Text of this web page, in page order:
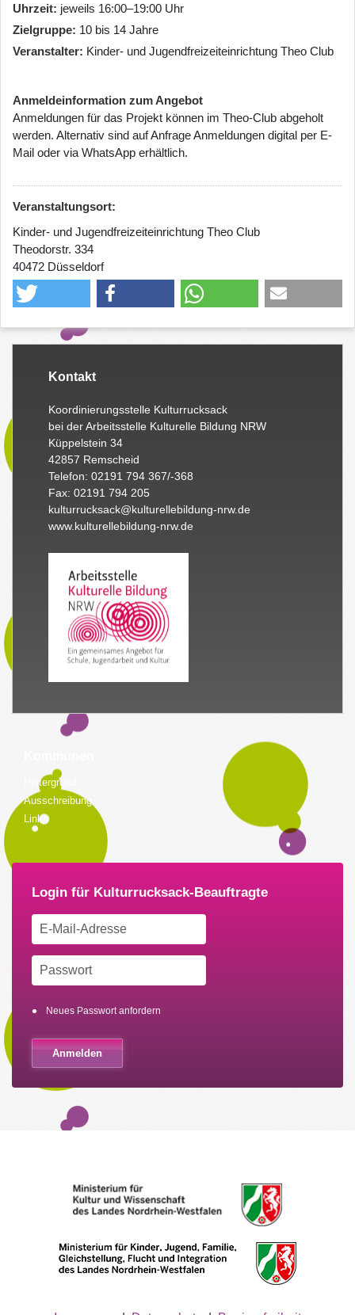
Uhrzeit jeweils 16:00–19:00 Uhr
Zielgruppe 10 bis 14 Jahre
Veranstalter Kinder- und Jugendfreizeiteinrichtung Theo Club
Anmeldeinformation zum Angebot
Anmeldungen für das Projekt können im Theo-Club abgeholt
werden. Alternativ sind auf Anfrage Anmeldungen digital per E-
Mail oder via WhatsApp erhältlich.
Veranstaltungsort:
Kinder- und Jugendfreizeiteinrichtung Theo Club
Theodorstr. 334
40472 Düsseldorf
Kontakt
Koordinierungsstelle Kulturrucksack
bei der Arbeitsstelle Kulturelle Bildung NRW
Küppelstein 34
42857 Remscheid
Telefon: 02191 794 367/-368
Fax: 02191 794 205
kulturrucksack@kulturellebildung-nrw.de
www.kulturellebildung-nrw.de
Hintergrund
Ausschreibung
Links
Neues Passwort anfordern